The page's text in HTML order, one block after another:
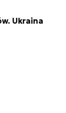
Ukraina